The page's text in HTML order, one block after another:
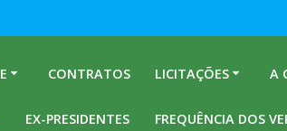
CONTRATOS LICITAÇÕES A
EX-PRESIDENTES FREQUÊNCIA DOS